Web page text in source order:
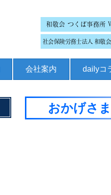
和敬会 つくば事務所
社会保険労務士法人 和敬
会社案内 dailyコ
おかげさ